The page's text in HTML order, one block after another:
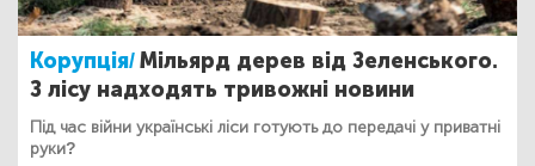
Корупція/Мільярд дерев від Зеленського.
З лісу надходять тривожні новини
Під час війни українські ліси готують до передачі у приватні
руки?